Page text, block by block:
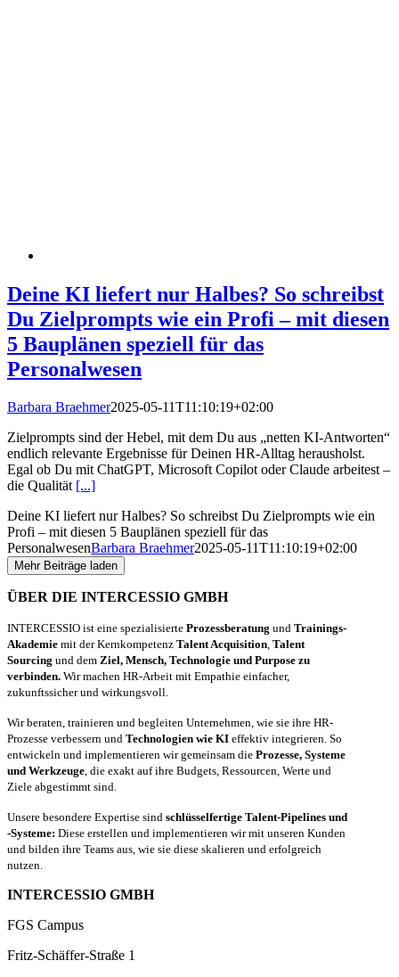
Deine KI liefert nur Halbes? So schreibst
Du Zielprompts wie ein Profi – mit diesen
5 Bauplänen speziell für das
Personalwesen
Barbara Braehmer2025-05-11T11:10:19+02:00
Zielprompts sind der Hebel, mit dem Du aus „netten KI-Antworten“
endlich relevante Ergebnisse für Deinen HR-Alltag herausholst.
Egal ob Du mit ChatGPT, Microsoft Copilot oder Claude arbeitest –
die Qualität [...]
Deine KI liefert nur Halbes? So schreibst Du Zielprompts wie ein
Profi – mit diesen 5 Bauplänen speziell für das
PersonalwesenBarbara Braehmer2025-05-11T11:10:19+02:00
Mehr Beiträge laden
ÜBER DIE INTERCESSIO GMBH
INTERCESSIO ist eine spezialisierte Prozessberatung und Trainings-
Akademie mit der Kernkompetenz Talent Acquisition, Talent
Sourcing und dem Ziel, Mensch, Technologie und Purpose zu
verbinden. Wir machen HR-Arbeit mit Empathie einfacher,
zukunftssicher und wirkungsvoll.
Wir beraten, trainieren und begleiten Unternehmen, wie sie ihre HR-
Prozesse verbessern und Technologien wie KI effektiv integrieren. So
entwickeln und implementieren wir gemeinsam die Prozesse, Systeme
und Werkzeuge, die exakt auf ihre Budgets, Ressourcen, Werte und
Ziele abgestimmt sind.
Unsere besondere Expertise sind schlüsselfertige Talent-Pipelines und
-Systeme: Diese erstellen und implementieren wir mit unseren Kunden
und bilden ihre Teams aus, wie sie diese skalieren und erfolgreich
nutzen.
INTERCESSIO GMBH
FGS Campus
Fritz-Schäffer-Straße 1